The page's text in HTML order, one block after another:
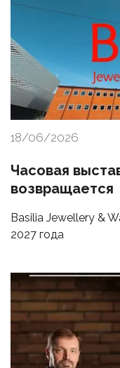
18/06/2026
Часовая
возвращается
Basilia Jewellery &
2027 года